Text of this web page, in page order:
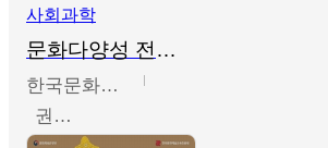
사회과학
문화다양성 전문인력 양성 기본과정 - 문화다양성의 이해
한국문화예술교육진흥원
권숙인 외 8명